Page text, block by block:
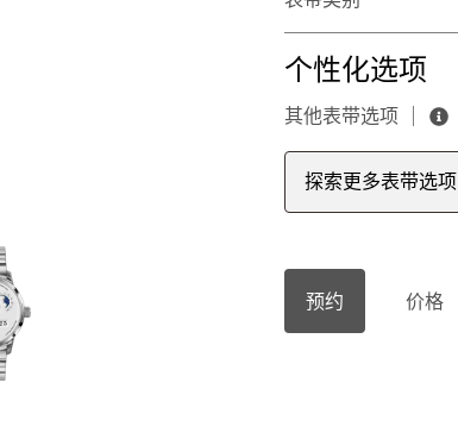
个性化选项
其他表带选项
探索更多表带选项
预约 价格